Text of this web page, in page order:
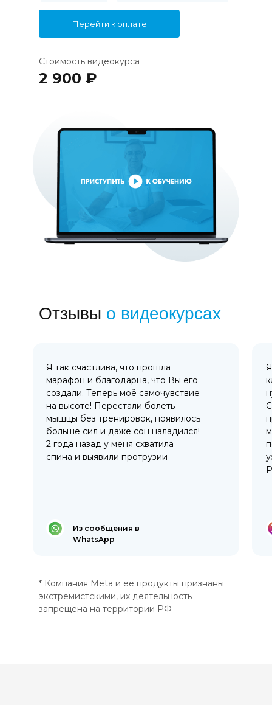
Перейти к оплате
Стоимость видеокурса
2 900 ₽
Отзывы о видеокурсах
Я так счастлива, что прошла
марафон и благодарна, что Вы его
создали. Теперь моё самочувствие
на высоте! Перестали болеть
мышцы без тренировок, появилось
больше сил и даже сон наладился!
2 года назад у меня схватила
спина и выявили протрузии
Из сообщения в
WhatsApp
* Компания Meta и её продукты признаны
экстремистскими, их деятельность
запрещена на территории РФ